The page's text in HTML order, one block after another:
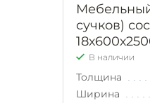
сучков)
В наличии
Толщина
Ширина